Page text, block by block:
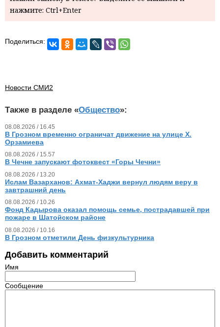
нажмите: Ctrl+Enter
Поделиться:
Новости СМИ2
Также в разделе «Общество»:
08.08.2026 / 16.45
В Грозном временно ограничат движение на улице Х.
Орзамиева
08.08.2026 / 15.57
В Чечне запускают фотоквест «Горы Чечни»
08.08.2026 / 13.20
Ислам Вазарханов: Ахмат-Хаджи вернул людям веру в
завтрашний день
08.08.2026 / 10.26
Фонд Кадырова оказал помощь семье, пострадавшей при
пожаре в Шатойском районе
08.08.2026 / 10.16
В Грозном отметили День физкультурника
Добавить комментарий
Имя
Сообщение